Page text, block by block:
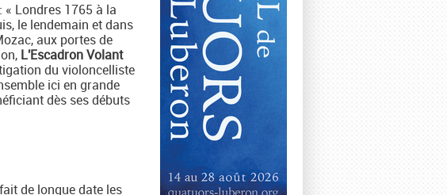
Londres 1765 à la
le lendemain et dans
aux portes de
L'Escadron Volant
du violoncelliste
ici en grande
dès ses débuts
de longue date les